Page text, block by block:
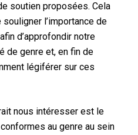
soutien proposées. Cela
l’importance de
d’approfondir notre
de genre et, en fin de
légiférer sur ces
nous intéresser est le
au genre au sein